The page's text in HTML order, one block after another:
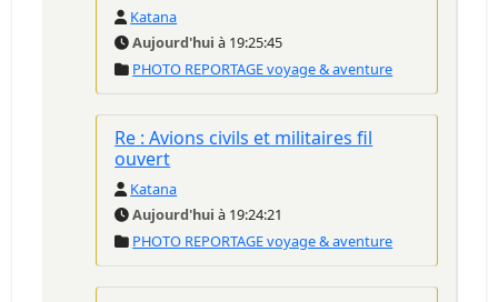
Katana
Aujourd'hui à 19:25:45
PHOTO REPORTAGE voyage & aventure
Re : Avions civils et militaires fil
ouvert
Katana
Aujourd'hui à 19:24:21
PHOTO REPORTAGE voyage & aventure